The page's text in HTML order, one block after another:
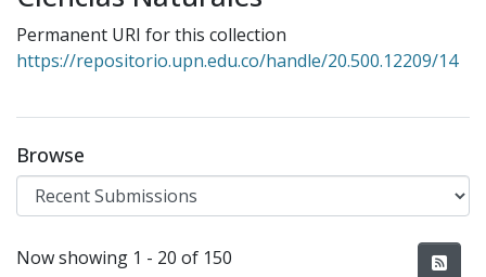
Permanent URI for this collection
https://repositorio.upn.edu.co/handle/20.500.12209/14
Browse
Recent Submissions
Now showing 1 - 20 of 150